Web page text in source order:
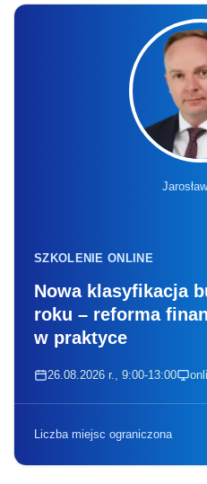
SZKOLENIE ONLINE
Nowa klasyfikacja
roku – reforma
w praktyce
26.08.2026 r., 9:00-13:00
Liczba miejsc ograniczona